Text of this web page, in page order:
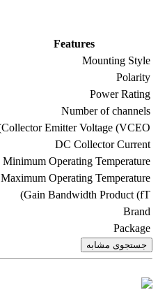
Features
Mounting Style
Polarity
Power Rating
Number of channels
Collector Emitter Voltage (VCEO)
DC Collector Current
Minimum Operating Temperature
Maximum Operating Temperature
Gain Bandwidth Product (fT)
Brand
Package
جستجوی مشابه